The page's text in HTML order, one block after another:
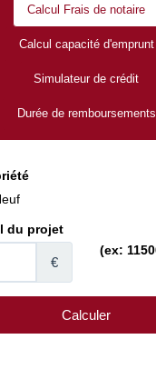
Calcul Frais de notaire
Calcul capacité d'emprunt
Simulateur de crédit
Durée de remboursements